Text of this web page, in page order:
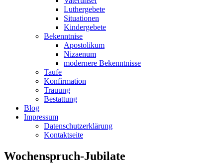
Luthergebete
Situationen
Kindergebete
Bekenntnise
Apostolikum
Nizaenum
modernere Bekenntnisse
Taufe
Konfirmation
Trauung
Bestattung
Blog
Impressum
Datenschutzerklärung
Kontaktseite
Wochenspruch-Jubilate